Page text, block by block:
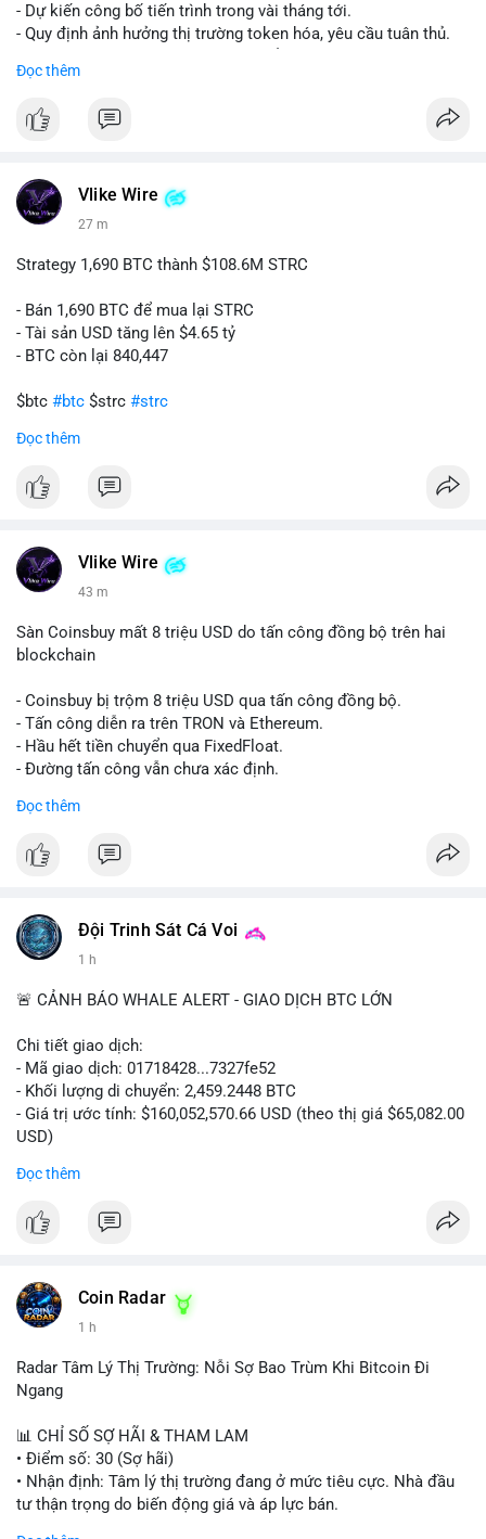
- Dự kiến công bố tiến trình trong vài tháng tới.
- Quy định ảnh hưởng thị trường token hóa, yêu cầu tuân thủ.
#binancesquare
#vlikevn #titanbot
Đọc thêm
Vlike Wire
27 m
Strategy 1,690 BTC thành $108.6M STRC
- Bán 1,690 BTC để mua lại STRC
- Tài sản USD tăng lên $4.65 tỷ
- BTC còn lại 840,447
$btc #btc $strc #strc
#vlikevn
📰 Nguồn: Cointelegraph
Đọc thêm
Vlike Wire
43 m
Sàn Coinsbuy mất 8 triệu USD do tấn công đồng bộ trên hai
blockchain
- Coinsbuy bị trộm 8 triệu USD qua tấn công đồng bộ.
- Tấn công diễn ra trên TRON và Ethereum.
- Hầu hết tiền chuyển qua FixedFloat.
- Đường tấn công vẫn chưa xác định.
#binancesquare
$trx $eth
📰 Nguồn: CoinDesk
Đọc thêm
Đội Trinh Sát Cá Voi
1 h
🚨 CẢNH BÁO WHALE ALERT - GIAO DỊCH BTC LỚN
Chi tiết giao dịch:
- Mã giao dịch: 01718428...7327fe52
- Khối lượng di chuyển: 2,459.2448 BTC
- Giá trị ước tính: $160,052,570.66 USD (theo thị giá $65,082.00
USD)
Khối lượng 2,459 BTC tương đương hơn 160 triệu USD được
việc di chuyển số lượng lớn này có thể phục vụ mục đích tái
phân bổ danh mục sang ví lạnh để nắm giữ dài hạn, hoặc
Động thái này có thể tạo áp lực tâm lý ngắn hạn lên thị trường
khi nhà đầu tư nhỏ lẻ lo ngại về khả năng bán tháo. Tuy nhiên,
xu hướng trung hạn.
Lời khuyên cho nhà đầu tư nhỏ lẻ:
Hãy theo dõi sát các giao dịch tiếp theo từ địa chỉ ví nguồn để
Đọc thêm
Coin Radar
1 h
Radar Tâm Lý Thị Trường: Nỗi Sợ Bao Trùm Khi Bitcoin Đi
Ngang
📊 CHỈ SỐ SỢ HÃI & THAM LAM
• Điểm số: 30 (Sợ hãi)
• Nhận định: Tâm lý thị trường đang ở mức tiêu cực. Nhà đầu
tư thận trọng do biến động giá và áp lực bán.